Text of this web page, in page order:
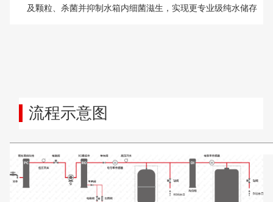
及颗粒、杀菌并抑制水箱内细菌滋生，实现更专业级纯水储存
流程示意图